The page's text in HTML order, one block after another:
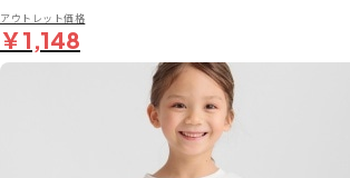
アウトレット価格
￥1,148